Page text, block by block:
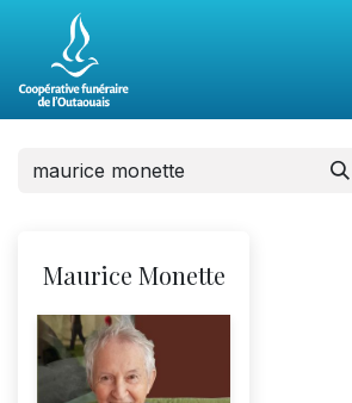
Maurice Monette